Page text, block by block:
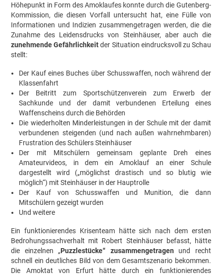
Höhepunkt in Form des Amoklaufes konnte durch die Gutenberg-
Kommission, die diesen Vorfall untersucht hat, eine Fülle von
Informationen und Indizien zusammengetragen werden, die die
Zunahme des Leidensdrucks von Steinhäuser, aber auch die
zunehmende Gefährlichkeitder Situation eindrucksvoll zu Schau
stellt:
Der Kauf eines Buches über Schusswaffen, noch während der
Klassenfahrt
Der Beitritt zum Sportschützenverein zum Erwerb der
Sachkunde und der damit verbundenen Erteilung eines
Waffenscheins durch die Behörden
Die wiederholten Minderleistungen in der Schule mit der damit
verbundenen steigenden (und nach außen wahrnehmbaren)
Frustration des Schülers Steinhäuser
Der mit Mitschülern gemeinsam geplante Dreh eines
Amateurvideos, in dem ein Amoklauf an einer Schule
dargestellt wird („möglichst drastisch und so blutig wie
möglich“) mit Steinhäuser in der Hauptrolle
Der Kauf von Schusswaffen und Munition, die dann
Mitschülern gezeigt wurden
Und weitere
Ein funktionierendes Krisenteam hätte sich nach dem ersten
Bedrohungssachverhalt mit Robert Steinhäuser befasst, hätte
die einzelnen „Puzzlestücke“ zusammengetragen und recht
schnell ein deutliches Bild von dem Gesamtszenario bekommen.
Die Amoktat von Erfurt hätte durch ein funktionierendes